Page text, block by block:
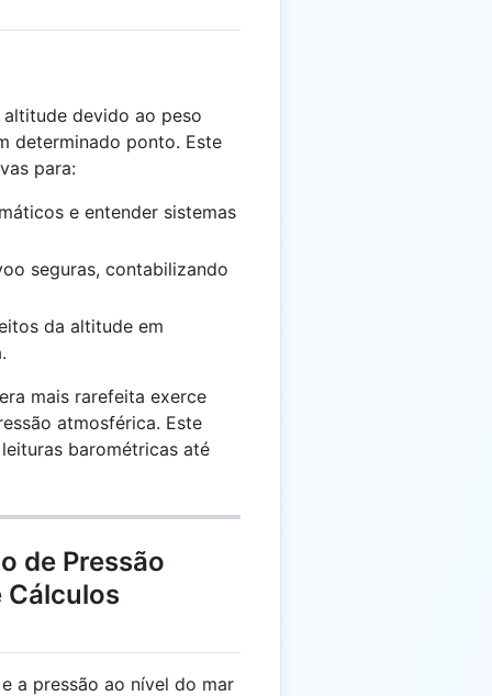
devido ao peso
determinado ponto. Este
para:
e entender sistemas
seguras, contabilizando
da altitude em
mais rarefeita exerce
atmosférica. Este
barométricas até
de Pressão
Cálculos
a pressão ao nível do mar